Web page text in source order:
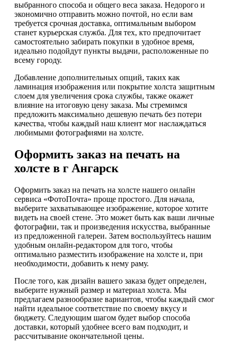
выбранного способа и общего веса заказа. Недорого и
экономично отправить можно почтой, но если вам
требуется срочная доставка, оптимальным выбором
станет курьерская служба. Для тех, кто предпочитает
самостоятельно забирать покупки в удобное время,
идеально подойдут пункты выдачи, расположенные по
всему городу.
Добавление дополнительных опций, таких как
ламинация изображения или покрытие холста защитным
слоем для увеличения срока службы, также окажет
влияние на итоговую цену заказа. Мы стремимся
предложить максимально дешевую печать без потери
качества, чтобы каждый наш клиент мог наслаждаться
любимыми фотографиями на холсте.
Оформить заказ на печать на
холсте в г Ангарск
Оформить заказ на печать на холсте нашего онлайн
сервиса «ФотоПочта» проще простого. Для начала,
выберите захватывающее изображение, которое хотите
видеть на своей стене. Это может быть как ваши личные
фотографии, так и произведения искусства, выбранные
из предложенной галереи. Затем воспользуйтесь нашим
удобным онлайн-редактором для того, чтобы
оптимально разместить изображение на холсте и, при
необходимости, добавить к нему раму.
После того, как дизайн вашего заказа будет определен,
выберите нужный размер и материал холста. Мы
предлагаем разнообразие вариантов, чтобы каждый смог
найти идеальное соответствие по своему вкусу и
бюджету. Следующим шагом будет выбор способа
доставки, который удобнее всего вам подходит, и
рассчитывание окончательной цены.